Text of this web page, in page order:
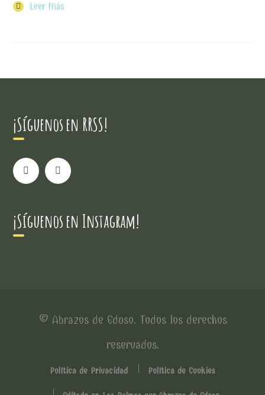
Leer Más
¡Síguenos en RRSS!
¡Síguenos en Instagram!
© Abrazos de Eduso. Todos los derechos
reservados.
Política de Privacidad Política de Cookies